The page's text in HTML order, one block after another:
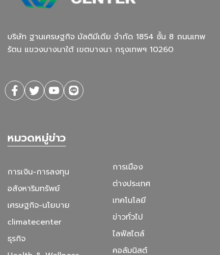
บริษัท ฐานเศรษฐกิจ มัลติมีเดีย จํากัด 1854 ชั้น 8 ถนนเทพ
รัตน แขวงบางนาใต้ เขตบางนา กรุงเทพฯ 10260
หมวดหมู่ข่าว
การเงิน-การลงทุน
อสังหาริมทรัพย์
เศรษฐกิจ-นโยบาย
climatecenter
ธุรกิจ
การเมือง
ต่างประเทศ
เทคโนโลยี
ข่าวทั่วไป
ไลฟ์สไตล์
คอลัมนิสต์